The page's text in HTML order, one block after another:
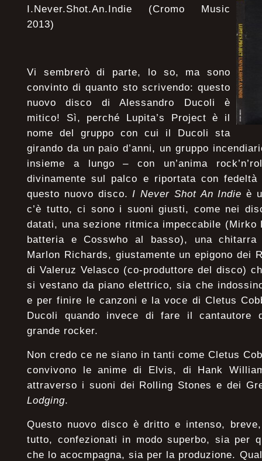
I.Never.Shot.An.Indie (Cromo Music
2013)
Vi sembrerò di parte, lo so, ma sono
convinto di quanto sto scrivendo: questo
nuovo disco di Alessandro Ducoli è
mitico! Sì, perché Lupita’s Project è il
nome del gruppo con cui il Ducoli sta
girando da un paio d’anni, un gruppo
insieme a lungo – con un’anima
divinamente sul palco e riportata con
questo nuovo disco.I Never Shot An Indie è
c’è tutto, ci sono i suoni giusti, come nei
datati, una sezione ritmica impeccabile (Mirko
batteria e Cosswho al basso), una
Marlon Richards, giustamente un epigono dei
di Valeruz Velasco (co-produttore del disco)
si vestano da piano elettrico, sia che
e per finire le canzoni e la voce di Cletus
Ducoli quando invece di fare il cantautore
grande rocker.
Non credo ce ne siano in tanti come Cletus
convivono le anime di Elvis, di Hank
attraverso i suoni dei Rolling Stones e dei
Lodging.
Questo nuovo disco è dritto e intenso,
tutto, confezionati in modo superbo, sia per
che lo acocmpagna, sia per la produzione.